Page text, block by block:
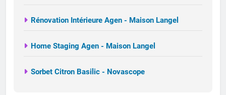
Rénovation Intérieure Agen - Maison Langel
Home Staging Agen - Maison Langel
Sorbet Citron Basilic - Novascope